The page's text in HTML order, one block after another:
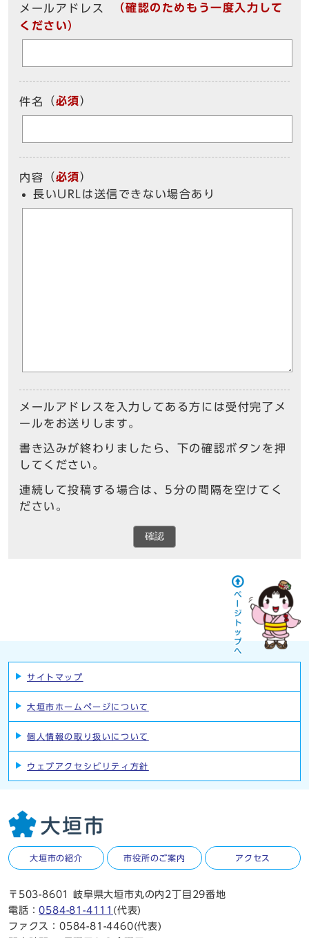
メールアドレス
（確認のためもう一度入力して
ください）
件名 （必須）
内容 （必須）
長いURLは送信できない場合あり
メールアドレスを入力してある方には受付完了メ
ールをお送りします。
書き込みが終わりましたら、下の確認ボタンを押
してください。
連続して投稿する場合は、5分の間隔を空けてく
ださい。
確認
サイトマップ
大垣市ホームページについて
個人情報の取り扱いについて
ウェブアクセシビリティ方針
大垣市の紹介 市役所のご案内 アクセス
〒503-8601 岐阜県大垣市丸の内2丁目29番地
電話：0584-81-4111 (代表)
ファクス：0584-81-4460(代表)